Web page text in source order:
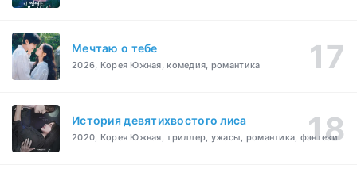
Мечтаю о тебе
2026, Корея Южная, комедия, романтика
История девятихвостого лиса
2020, Корея Южная, триллер, ужасы, романтика, фэнтези